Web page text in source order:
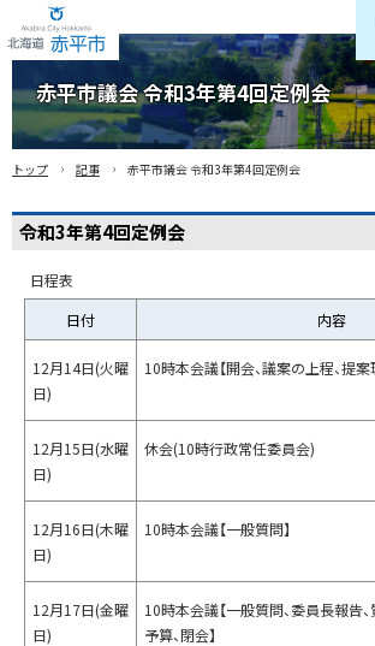
Akabira City Hokkaido 北海道 赤平市
赤平市議会 令和3年第4回定例会
トップ › 記事 › 赤平市議会 令和3年第4回定例会
令和3年第4回定例会
日程表
日付
内容
12月14日(火曜
日)
10時本会議【開会、議案の上程、提案
12月15日(水曜
日)
休会(10時行政常任委員会)
12月16日(木曜
日)
10時本会議【一般質問】
12月17日(金曜
日)
10時本会議【一般質問、委員長報告、
予算、閉会】